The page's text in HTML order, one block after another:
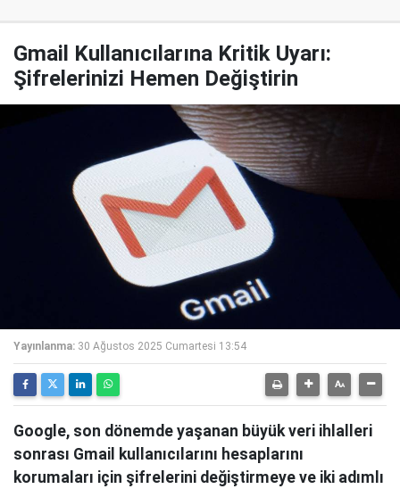
Gmail Kullanıcılarına Kritik Uyarı:
Şifrelerinizi Hemen Değiştirin
Yayınlanma: 30 Ağustos 2025 Cumartesi 13:54
Google, son dönemde yaşanan büyük veri ihlalleri
sonrası Gmail kullanıcılarını hesaplarını
korumaları için şifrelerini değiştirmeye ve iki adımlı